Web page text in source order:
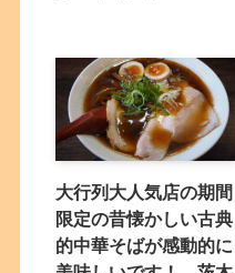
大行列大人気店の期間
限定の昔懐かしい古典
的中華そばが感動的に